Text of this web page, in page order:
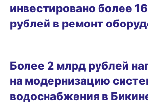
инвестировано более
рублей в ремонт
Более 2 млрд рублей
на модернизацию
водоснабжения в